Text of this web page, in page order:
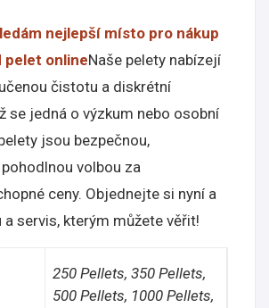
nejlepší místo pro nákup
pelet onlineNaše pelety nabízejí
čistotu a diskrétní
se jedná o výzkum nebo osobní
jsou bezpečnou,
volbou za
ceny. Objednejte si nyní a
servis, kterým můžete věřit!
250 Pellets, 350 Pellets,
500 Pellets, 1000 Pellets,